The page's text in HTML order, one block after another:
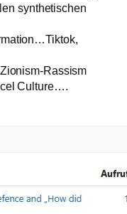
synthetischen
Rassism
Culture….